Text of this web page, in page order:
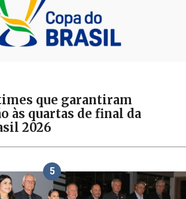
que garantiram
às quartas de final da
2026
5